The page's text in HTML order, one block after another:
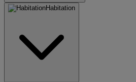
Habitation